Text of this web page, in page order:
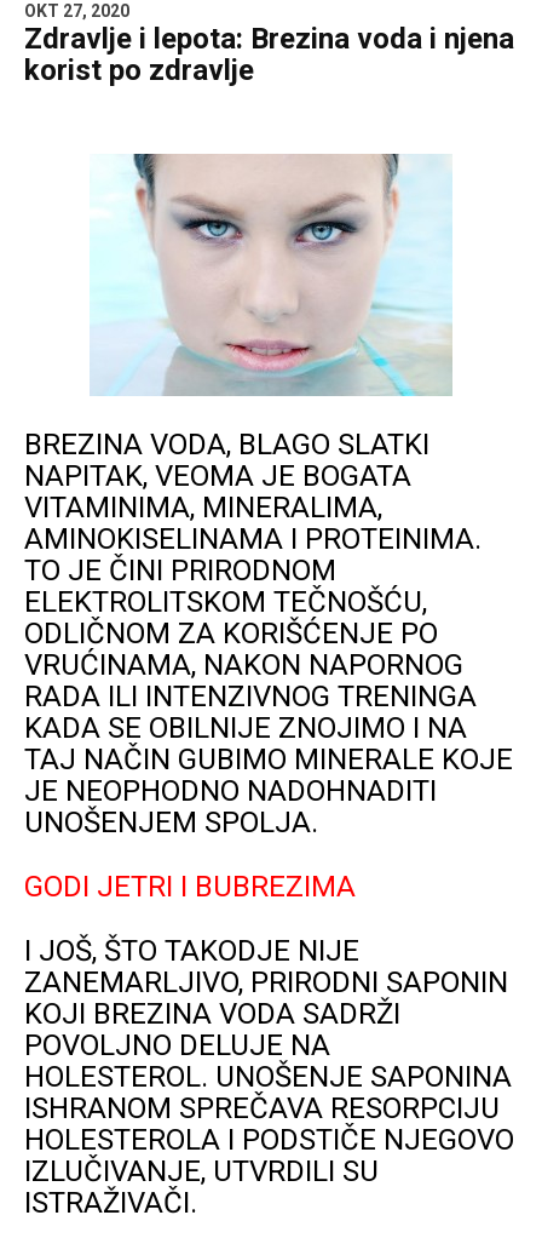
OKT 27, 2020
Zdravlje i lepota: Brezina voda i njena
korist po zdravlje
BREZINA VODA, BLAGO SLATKI
NAPITAK, VEOMA JE BOGATA
VITAMINIMA, MINERALIMA,
AMINOKISELINAMA I PROTEINIMA.
TO JE ČINI PRIRODNOM
ELEKTROLITSKOM TEČNOŠĆU,
ODLIČNOM ZA KORIŠĆENJE PO
VRUĆINAMA, NAKON NAPORNOG
RADA ILI INTENZIVNOG TRENINGA
KADA SE OBILNIJE ZNOJIMO I NA
TAJ NAČIN GUBIMO MINERALE KOJE
JE NEOPHODNO NADOHNADITI
UNOŠENJEM SPOLJA.
GODI JETRI I BUBREZIMA
I JOŠ, ŠTO TAKODJE NIJE
ZANEMARLJIVO, PRIRODNI SAPONIN
KOJI BREZINA VODA SADRŽI
POVOLJNO DELUJE NA
HOLESTEROL. UNOŠENJE SAPONINA
ISHRANOM SPREČAVA RESORPCIJU
HOLESTEROLA I PODSTIČE NJEGOVO
IZLUČIVANJE, UTVRDILI SU
ISTRAŽIVAČI.